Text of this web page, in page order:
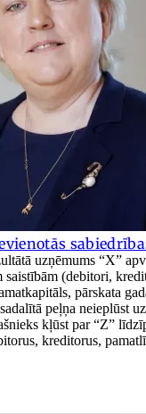
uzņēmums “X”
saistībām (debitori,
pārskata
peļņa neieplūst
kļūst par “Z”
kreditorus,